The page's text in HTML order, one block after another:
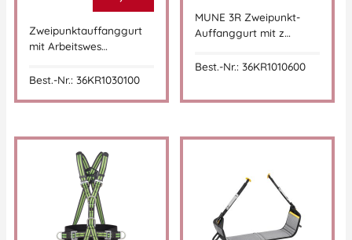
Zweipunktauffanggurt
mit Arbeitswes…
Best.-Nr.: 36KR1030100
MUNE 3R Zweipunkt-
Auffanggurt mit z…
Best.-Nr.: 36KR1010600